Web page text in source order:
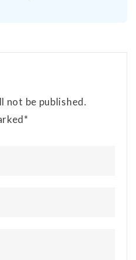
not be published.